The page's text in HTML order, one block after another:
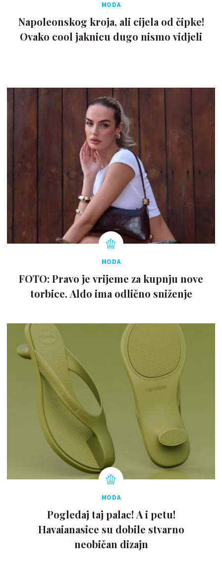
MODA
Napoleonskog kroja, ali cijela od čipke!
Ovako cool jaknicu dugo nismo vidjeli
MODA
FOTO: Pravo je vrijeme za kupnju nove
torbice. Aldo ima odlično sniženje
MODA
Pogledaj taj palac! A i petu!
Havaianasice su dobile stvarno
neobičan dizajn